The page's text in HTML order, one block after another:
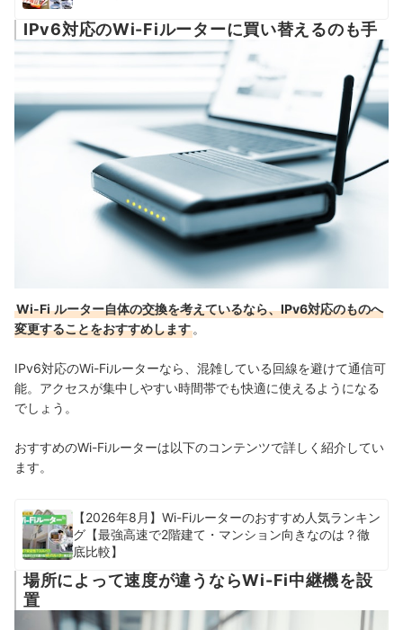
IPv6対応のWi-Fiルーターに買い替えるのも手
Wi-Fi ルーター自体の交換を考えているなら、IPv6対応のものへ
変更することをおすすめします 。
IPv6対応のWi-Fiルーターなら、混雑している回線を避けて通信可
能。アクセスが集中しやすい時間帯でも快適に使えるようになる
でしょう。
おすすめのWi-Fiルーターは以下のコンテンツで詳しく紹介してい
ます。
【2026年8月】Wi-Fiルーターのおすすめ人気ランキン
グ【最強高速で2階建て・マンション向きなのは？徹
底比較】
場所によって速度が違うならWi-Fi中継機を設
置